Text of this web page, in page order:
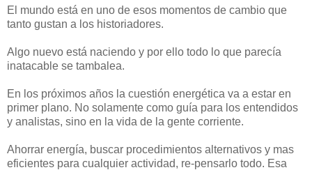
El mundo está en uno de esos momentos de cambio que
tanto gustan a los historiadores.
Algo nuevo está naciendo y por ello todo lo que parecía
inatacable se tambalea.
En los próximos años la cuestión energética va a estar en
primer plano. No solamente como guía para los entendidos
y analistas, sino en la vida de la gente corriente.
Ahorrar energía, buscar procedimientos alternativos y mas
eficientes para cualquier actividad, re-pensarlo todo. Esa